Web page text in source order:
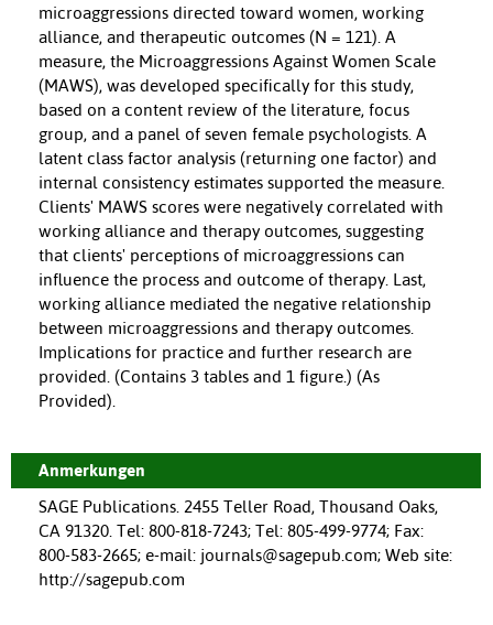
microaggressions directed toward women, working
alliance, and therapeutic outcomes (N = 121). A
measure, the Microaggressions Against Women Scale
(MAWS), was developed specifically for this study,
based on a content review of the literature, focus
group, and a panel of seven female psychologists. A
latent class factor analysis (returning one factor) and
internal consistency estimates supported the measure.
Clients' MAWS scores were negatively correlated with
working alliance and therapy outcomes, suggesting
that clients' perceptions of microaggressions can
influence the process and outcome of therapy. Last,
working alliance mediated the negative relationship
between microaggressions and therapy outcomes.
Implications for practice and further research are
provided. (Contains 3 tables and 1 figure.) (As
Provided).
Anmerkungen
SAGE Publications. 2455 Teller Road, Thousand Oaks,
CA 91320. Tel: 800-818-7243; Tel: 805-499-9774; Fax:
800-583-2665; e-mail: journals@sagepub.com; Web site:
http://sagepub.com